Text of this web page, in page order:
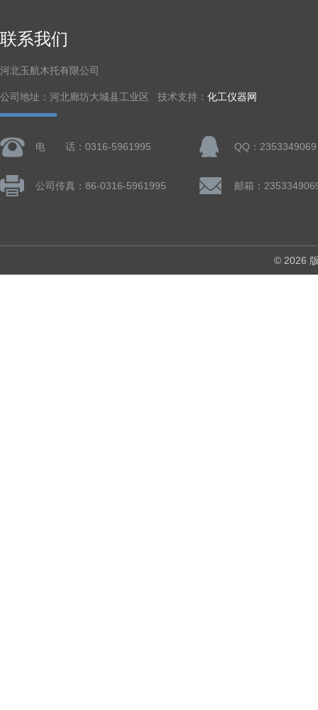
联系我们
河北玉航木托有限公司
公司地址：河北廊坊大城县工业区 技术支持： 化工仪器网
电 话：0316-5961995 QQ：2353349069
公司传真：86-0316-5961995 邮箱：
© 2026